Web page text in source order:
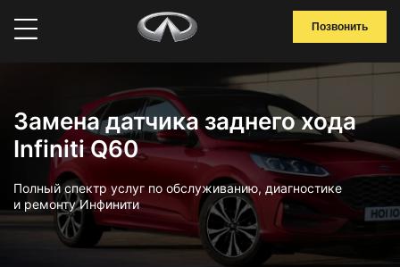
Позвонить
Замена датчика заднего хода
Infiniti Q60
Полный спектр услуг по обслуживанию, диагностике
и ремонту Инфинити